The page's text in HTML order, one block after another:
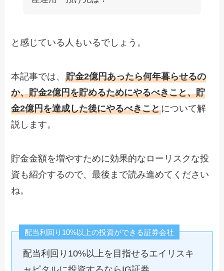
と感じている人もいるでしょう。
本記事では、貯金2億円あったら何年暮らせるの
か、貯金2億円を貯めるためにやるべきこと、貯
金2億円を達成した後にやるべきことについて解
説します。
貯金金額を増やすために効果的なローリスクな投
資も紹介するので、最後まで読み進めてください
ね。
配当利回り10%以上の投資ができる証券会社
配当利回り10%以上を目指せるエイリスキ